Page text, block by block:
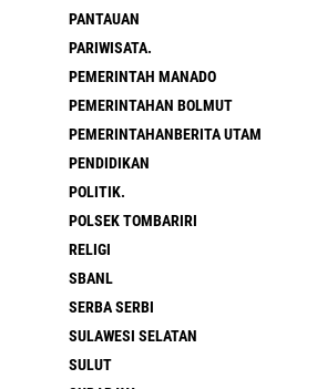
PANTAUAN
PARIWISATA.
PEMERINTAH MANADO
PEMERINTAHAN BOLMUT
PEMERINTAHANBERITA UTAM
PENDIDIKAN
POLITIK.
POLSEK TOMBARIRI
RELIGI
SBANL
SERBA SERBI
SULAWESI SELATAN
SULUT